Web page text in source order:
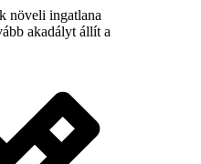
növeli ingatlana
akadályt állít a